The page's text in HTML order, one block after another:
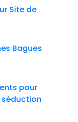
Site de
Bagues
pour